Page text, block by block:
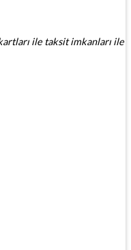
ile taksit imkanları ile